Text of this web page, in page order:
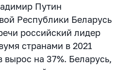
Путин
Республики Беларусь
российский лидер
странами в 2021
вырос на 37%. Беларусь,